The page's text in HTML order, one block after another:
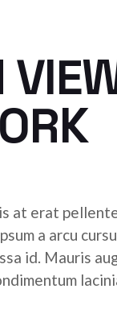
at erat
a arcu
id. Mauris